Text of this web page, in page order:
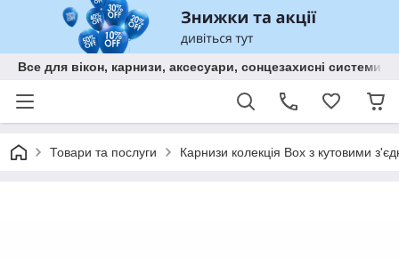
Все для вікон, карнизи, аксесуари, сонцезахисні
Товари та послуги Карнизи колекція Box з кутовими